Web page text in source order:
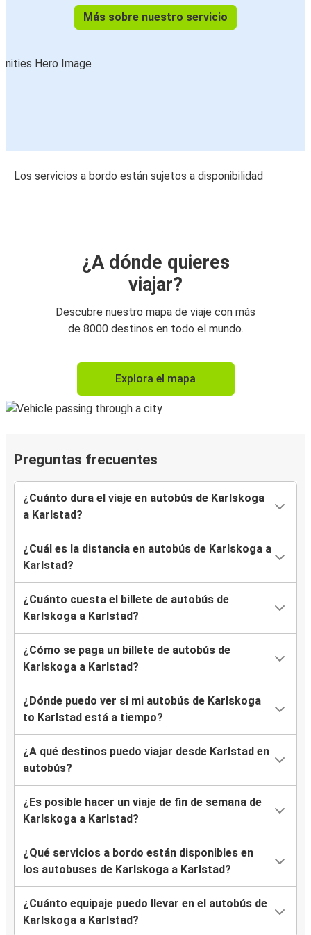
Más sobre nuestro servicio
Los servicios a bordo están sujetos a disponibilidad
¿A dónde quieres
viajar?
Descubre nuestro mapa de viaje con más
de 8000 destinos en todo el mundo.
Explora el mapa
Preguntas frecuentes
¿Cuánto dura el viaje en autobús de Karlskoga
a Karlstad?
¿Cuál es la distancia en autobús de Karlskoga a
Karlstad?
¿Cuánto cuesta el billete de autobús de
Karlskoga a Karlstad?
¿Cómo se paga un billete de autobús de
Karlskoga a Karlstad?
¿Dónde puedo ver si mi autobús de Karlskoga
to Karlstad está a tiempo?
¿A qué destinos puedo viajar desde Karlstad en
autobús?
¿Es posible hacer un viaje de fin de semana de
Karlskoga a Karlstad?
¿Qué servicios a bordo están disponibles en
los autobuses de Karlskoga a Karlstad?
¿Cuánto equipaje puedo llevar en el autobús de
Karlskoga a Karlstad?